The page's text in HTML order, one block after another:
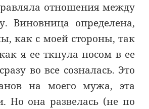
отношения между
Виновница определена,
как с моей стороны, так
я ее ткнула носом в ее
во все созналась. Это
на моего мужа, эта
она развелась (не по